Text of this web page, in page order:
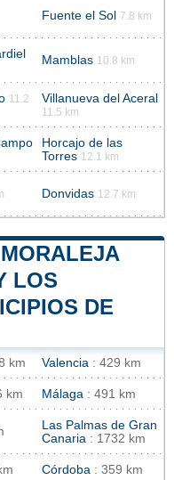
Fuente el Sol 7.8 km
Mamblas 10.8 km
11.2
Villanueva del Aceral
11.5 km
Horcajo de las
Torres 12.1 km
Donvidas 12.7 km
LOS
DE
km Valencia : 429 km
km Málaga : 491 km
Las Palmas de Gran
Canaria : 1732 km
Córdoba : 359 km